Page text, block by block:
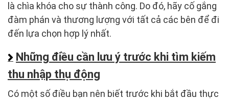
là chìa khóa cho sự thành công. Do đó, hãy cố gắng
đàm phán và thương lượng với tất cả các bên để đi
đến lựa chọn hợp lý nhất.
Những điều cần lưu ý trước khi tìm kiếm
thu nhập thụ động
Có một số điều bạn nên biết trước khi bắt đầu thực